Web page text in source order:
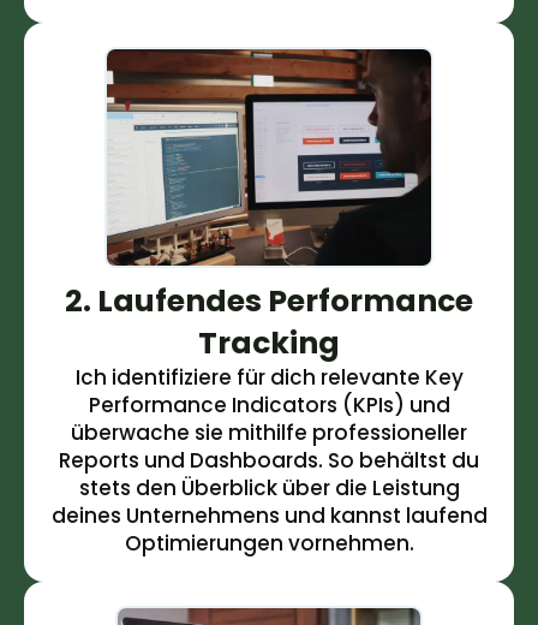
2. Laufendes Performance
Tracking
Ich identifiziere für dich relevante Key
Performance Indicators (KPIs) und
überwache sie mithilfe professioneller
Reports und Dashboards. So behältst du
stets den Überblick über die Leistung
deines Unternehmens und kannst laufend
Optimierungen vornehmen.